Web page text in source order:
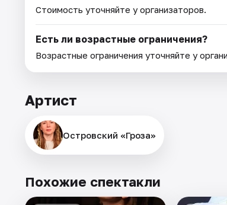
Стоимость уточняйте у организаторов.
Есть ли возрастные ограничения?
Возрастные ограничения уточняйте у
Артист
Островский «Гроза»
Похожие спектакли